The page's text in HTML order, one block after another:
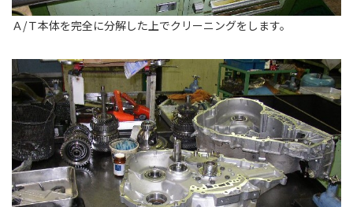
Ａ/Ｔ本体を完全に分解した上でクリーニングをします。